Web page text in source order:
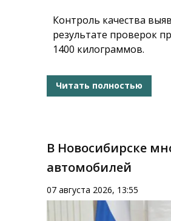
Контроль качества
результате проверок
1400 килограммов.
Читать полностью
В Новосибирске
автомобилей
07 августа 2026, 13:55